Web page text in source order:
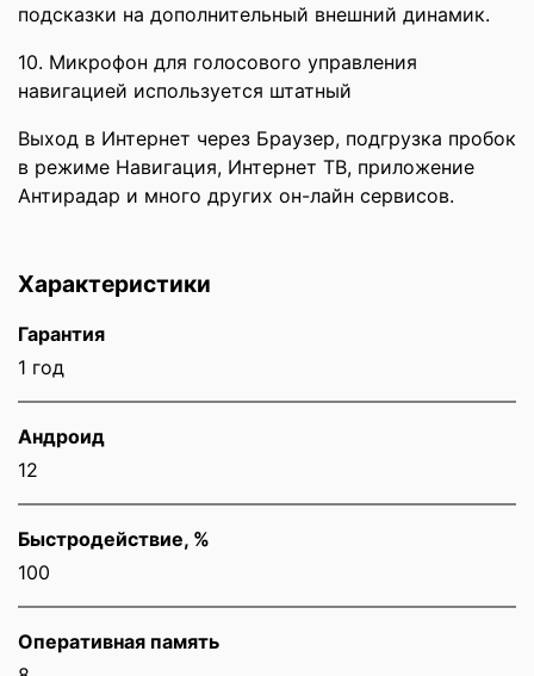
подсказки на дополнительный внешний динамик.
10. Микрофон для голосового управления
навигацией используется штатный
Выход в Интернет через Браузер, подгрузка пробок
в режиме Навигация, Интернет ТВ, приложение
Антирадар и много других он-лайн сервисов.
Характеристики
Гарантия
1 год
Андроид
12
Быстродействие, %
100
Оперативная память